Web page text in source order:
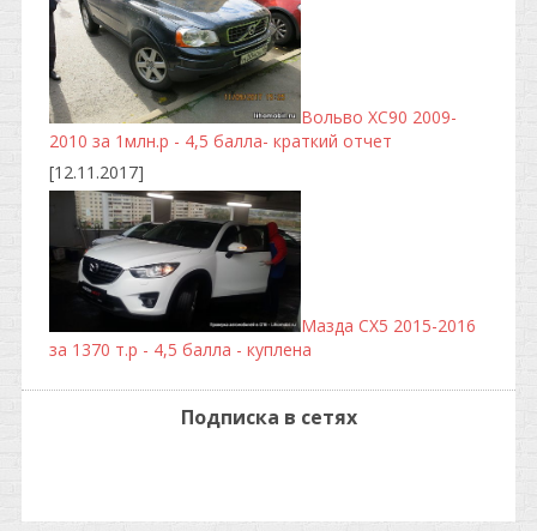
Вольво ХС90 2009-
2010 за 1млн.р - 4,5 балла- краткий отчет
[12.11.2017]
Мазда CX5 2015-2016
за 1370 т.р - 4,5 балла - куплена
Подписка в сетях